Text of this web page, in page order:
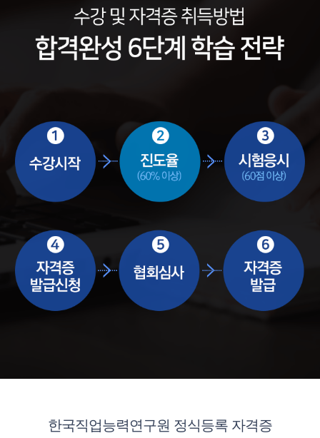
한국직업능력연구원 정식등록 자격증